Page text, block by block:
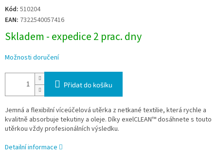
Měrná
cena:
Kód: 510204
EAN: 7322540057416
Skladem - expedice 2 prac. dny
Možnosti doručení
Přidat do košíku
Jemná a flexibilní víceúčelová utěrka z netkané textilie, která rychle a
kvalitně absorbuje tekutiny a oleje. Díky exelCLEAN™ dosáhnete s touto
utěrkou vždy profesionálních výsledku.
Detailní informace